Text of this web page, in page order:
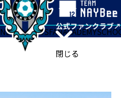
閉じる
NEWSGOODSFANACADEMY